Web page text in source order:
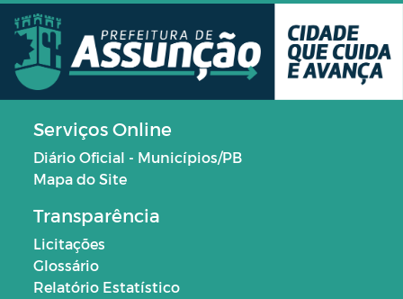
Serviços Online
Diário Oficial - Municípios/PB
Mapa do Site
Transparência
Licitações
Glossário
Relatório Estatístico